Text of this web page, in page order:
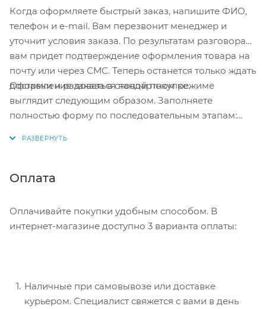
Когда оформляете быстрый заказ, напишите ФИО,
телефон и e-mail. Вам перезвонит менеджер и
уточнит условия заказа. По результатам разговора
вам придет подтверждение оформления товара на
почту или через СМС. Теперь останется только ждать
доставки и радоваться новой покупке.
Оформление заказа в стандартном режиме
выглядит следующим образом. Заполняете
полностью форму по последовательным этапам:
Нажмите кнопку «Оформить заказ».
Оплата
Оплачивайте покупки удобным способом. В
интернет-магазине доступно 3 варианта оплаты:
Наличные при самовывозе или доставке
курьером. Специалист свяжется с вами в день